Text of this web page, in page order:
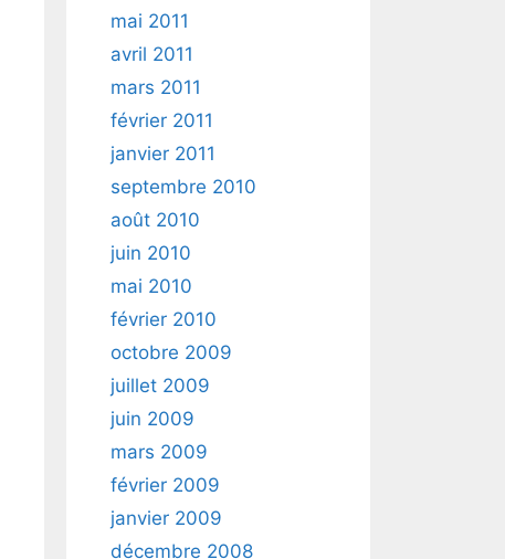
mai 2011
avril 2011
mars 2011
février 2011
janvier 2011
septembre 2010
août 2010
juin 2010
mai 2010
février 2010
octobre 2009
juillet 2009
juin 2009
mars 2009
février 2009
janvier 2009
décembre 2008